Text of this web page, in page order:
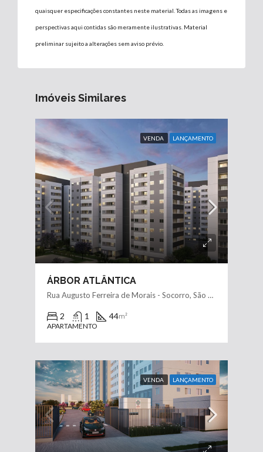
quaisquer especificações constantes neste material. Todas as imagens e
perspectivas aqui contidas são meramente ilustrativas. Material
preliminar sujeito a alterações sem aviso prévio.
Imóveis Similares
VENDA LANÇAMENTO
ÁRBOR ATLÂNTICA
Rua Augusto Ferreira de Morais - Socorro, São Paulo - SP, 04763-001
2 1 44m²
APARTAMENTO
VENDA LANÇAMENTO